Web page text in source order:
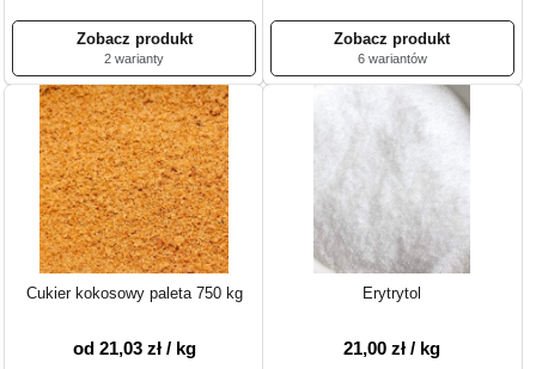
2 warianty 6 wariantów
Cukier kokosowy paleta 750 kg
od 21,03 zł / kg
Erytrytol
21,00 zł / kg